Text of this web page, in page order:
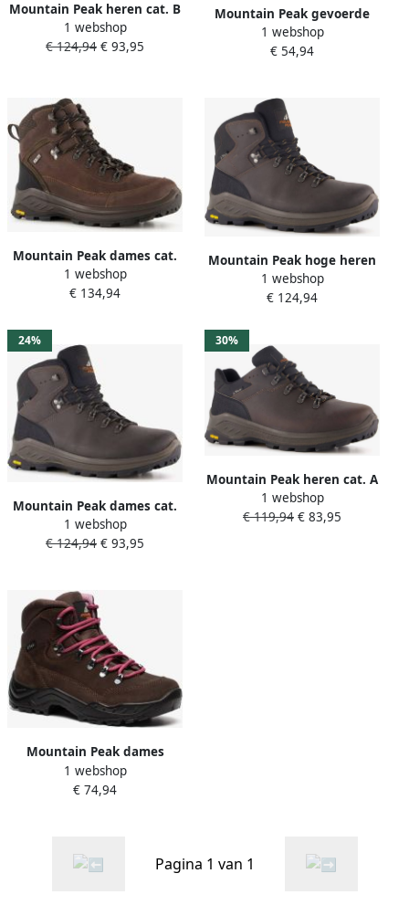
Mountain Peak heren cat. B
wandelschoenen vibram
zool bruin
1 webshop
€ 124,94 € 93,95
Mountain Peak gevoerde
heren snowboots bruin
zwart Moonboots
1 webshop
€ 54,94
Mountain Peak dames cat.
B wandelschoenen vibram
zool Bruin Uitneembare zool
1 webshop
€ 134,94
Mountain Peak hoge heren
cat. B wandelschoenen
vibram zool bruin
1 webshop
€ 124,94
24%
Mountain Peak dames cat.
A B wandelschoenen
vibram zool Bruin
1 webshop
€ 124,94 € 93,95
30%
Mountain Peak heren cat. A
wandelschoenen vibram
zool Bruin
1 webshop
€ 119,94 € 83,95
Mountain Peak dames
wandelschoenen categorie
B Bruin
1 webshop
€ 74,94
Pagina 1 van 1